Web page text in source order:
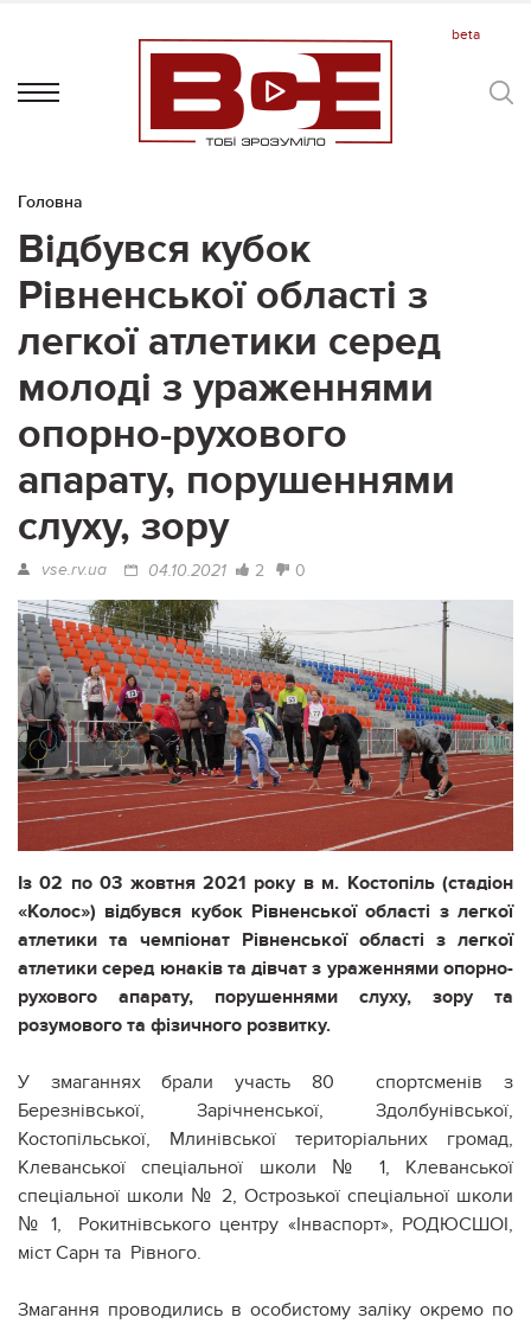
Головна
Відбувся кубок
Рівненської області з
легкої атлетики серед
молоді з ураженнями
опорно-рухового
апарату, порушеннями
слуху, зору
vse.rv.ua 04.10.2021 2 0
Із 02 по 03 жовтня 2021 року в м. Костопіль (стадіон
«Колос») відбувся кубок Рівненської області з легкої
атлетики та чемпіонат Рівненської області з легкої
атлетики серед юнаків та дівчат з ураженнями опорно-
рухового апарату, порушеннями слуху, зору та
розумового та фізичного розвитку.
У змаганнях брали участь 80 спортсменів з
Березнівської, Зарічненської, Здолбунівської,
Костопільської, Млинівської територіальних громад,
Клеванської спеціальної школи № 1, Клеванської
спеціальної школи № 2, Острозької спеціальної школи
№ 1, Рокитнівського центру «Інваспорт», РОДЮСШОІ,
міст Сарн та Рівного.
Змагання проводились в особистому заліку окремо по